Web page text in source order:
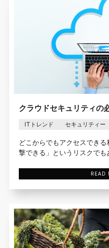
クラウドセキュリティの
ITトレンド セキュリティー
どこからでもアクセスでき
撃できる」というリスクでも